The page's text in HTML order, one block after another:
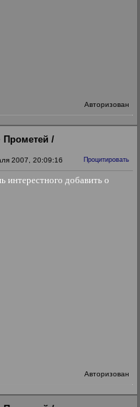
Авторизован
Прометей /
2007, 20:09:16 Процитировать
интерестного добавить о
Авторизован